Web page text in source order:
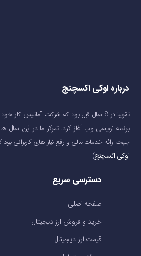
درباره اوکی اکسچنج
تقریبا در 8 سال قبل بود که شرکت آماتیس کار
برنامه نویسی وب آغاز کرد. تمرکز ما در این سال
جهت ارائه خدمات مالی و رفع نیاز های کاربرانی
اوکی اکسچنج)
دسترسی سریع
صفحه اصلی
خرید و فروش ارز دیجیتال
قیمت ارز دیجیتال